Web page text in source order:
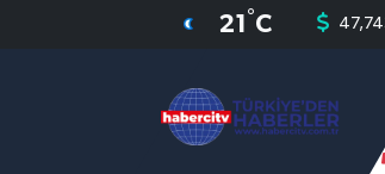
21 °C
Nöbetçi Eczaneler
Hava Durumu